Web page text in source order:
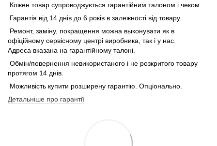
Кожен товар супроводжується гарантійним талоном і чеком.
Гарантія від 14 днів до 6 років в залежності від товару.
Ремонт, заміну, покращення можна выконувати як в
офіційному сервісному центрі виробника, так і у нас.
Адреса вказана на гарантійному талоні.
Обмін/повернення невикористаного і не розкритого товару
протягом 14 днів.
Можливість купити розширену гарантію. Опціонально.
Детальніше про гарантії